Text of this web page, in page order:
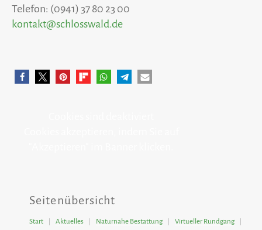
Telefon: (0941) 37 80 23 00
kontakt@schlosswald.de
Seitenübersicht
Start Aktuelles Naturnahe Bestattung Virtueller Rundgang